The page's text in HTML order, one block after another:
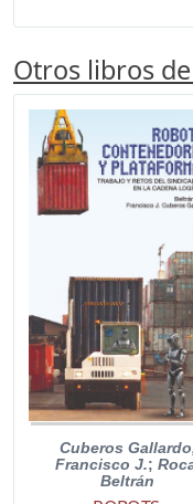
Otros libros de
Cuberos
Francisco J.;
Beltrán